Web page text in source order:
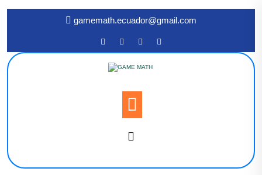
gamemath.ecuador@gmail.com